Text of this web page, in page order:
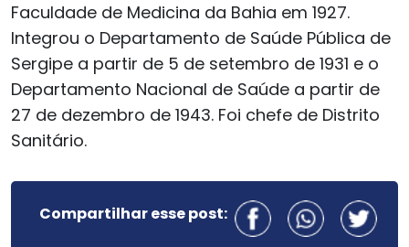
Faculdade de Medicina da Bahia em 1927.
Integrou o Departamento de Saúde Pública de
Sergipe a partir de 5 de setembro de 1931 e o
Departamento Nacional de Saúde a partir de
27 de dezembro de 1943. Foi chefe de Distrito
Sanitário.
Compartilhar esse post: